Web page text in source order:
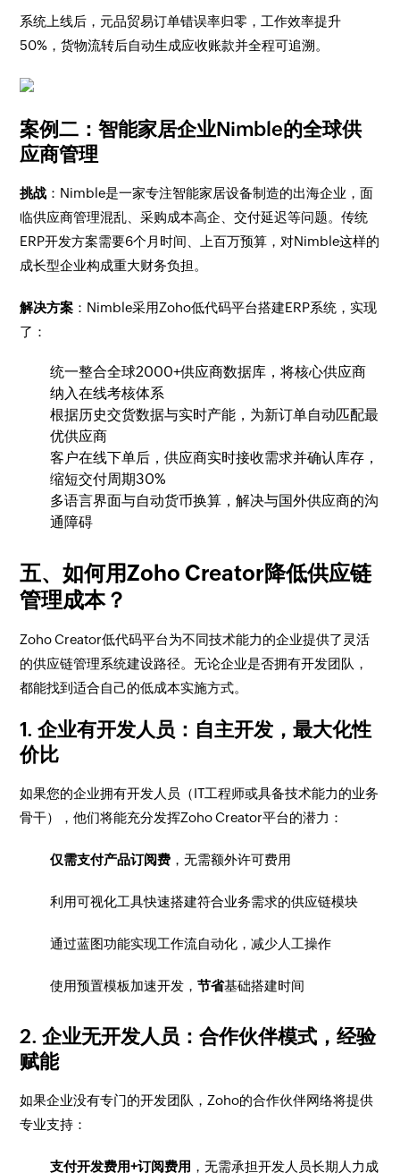
系统上线后，元品贸易订单错误率归零，工作效率提升
50%，货物流转后自动生成应收账款并全程可追溯。
案例二：智能家居企业Nimble的全球供
应商管理
挑战 ：Nimble是一家专注智能家居设备制造的出海企业，面
临供应商管理混乱、采购成本高企、交付延迟等问题。传统
ERP开发方案需要6个月时间、上百万预算，对Nimble这样的
成长型企业构成重大财务负担。
解决方案 ：Nimble采用Zoho低代码平台搭建ERP系统，实现
了：
统一整合全球2000+供应商数据库，将核心供应商
纳入在线考核体系
根据历史交货数据与实时产能，为新订单自动匹配最
优供应商
客户在线下单后，供应商实时接收需求并确认库存，
缩短交付周期30%
多语言界面与自动货币换算，解决与国外供应商的沟
通障碍
五、如何用Zoho Creator降低供应链
管理成本？
Zoho Creator低代码平台为不同技术能力的企业提供了灵活
的供应链管理系统建设路径。无论企业是否拥有开发团队，
都能找到适合自己的低成本实施方式。
1. 企业有开发人员：自主开发，最大化性
价比
如果您的企业拥有开发人员（IT工程师或具备技术能力的业务
骨干），他们将能充分发挥Zoho Creator平台的潜力：
仅需支付产品订阅费 ，无需额外许可费用
利用可视化工具快速搭建符合业务需求的供应链模块
通过蓝图功能实现工作流自动化，减少人工操作
使用预置模板加速开发，节省基础搭建时间
2. 企业无开发人员：合作伙伴模式，经验
赋能
如果企业没有专门的开发团队，Zoho的合作伙伴网络将提供
专业支持：
支付开发费用+订阅费用 ，无需承担开发人员长期人力成